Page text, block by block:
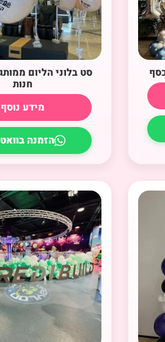
סט בלוני הליום
חנות
מידע נוסף
הזמנה